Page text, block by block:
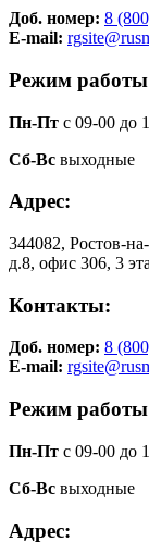
Доб. номер: 8
E-mail:
Режим
Пн-Пт с 09-00 до
Сб-Вс выходные
Адрес:
344082, Ростов-
д.8, офис 306, 3
Контакты:
Доб. номер: 8
E-mail:
Режим
Пн-Пт с 09-00 до
Сб-Вс выходные
Адрес: